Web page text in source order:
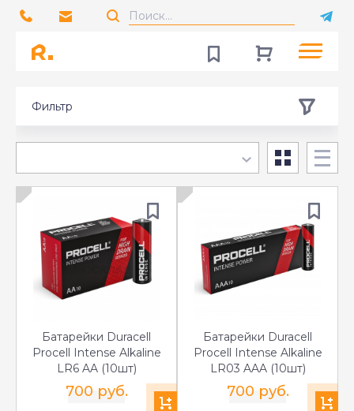
Фильтр
Батарейки Duracell
Procell Intense Alkaline
LR6 AA (10шт)
700 руб.
Батарейки Duracell
Procell Intense Alkaline
LR03 AAA (10шт)
700 руб.